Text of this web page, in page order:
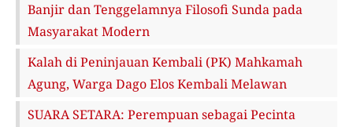
Banjir dan Tenggelamnya Filosofi Sunda pada
Masyarakat Modern
Kalah di Peninjauan Kembali (PK) Mahkamah
Agung, Warga Dago Elos Kembali Melawan
SUARA SETARA: Perempuan sebagai Pecinta